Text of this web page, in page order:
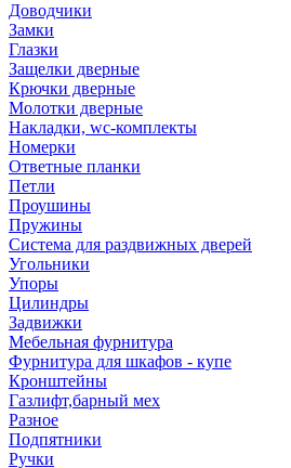
Доводчики
Замки
Глазки
Защелки дверные
Крючки дверные
Молотки дверные
Накладки, wc-комплекты
Номерки
Ответные планки
Петли
Проушины
Пружины
Система для раздвижных дверей
Угольники
Упоры
Цилиндры
Задвижки
Мебельная фурнитура
Фурнитура для шкафов - купе
Кронштейны
Газлифт,барный мех
Разное
Подпятники
Ручки